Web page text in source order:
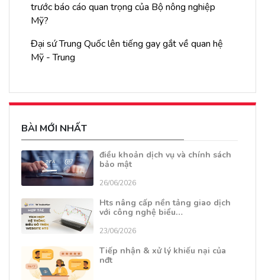
trước báo cáo quan trọng của Bộ nông nghiệp
Mỹ?
Đại sứ Trung Quốc lên tiếng gay gắt về quan hệ
Mỹ - Trung
BÀI MỚI NHẤT
điều khoản dịch vụ và chính sách
bảo mật
26/06/2026
Hts nâng cấp nền tảng giao dịch
với công nghệ biểu…
23/06/2026
Tiếp nhận & xử lý khiếu nại của
nđt